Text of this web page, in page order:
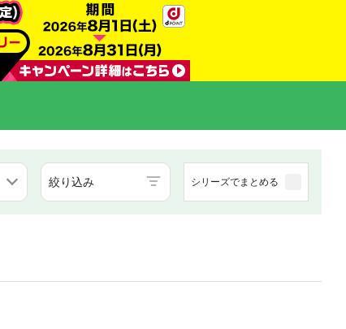
絞り込み シリーズでまとめる